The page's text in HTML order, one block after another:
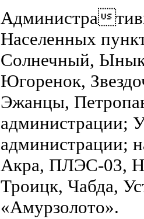
Администра
Населенных
Солнечный,
Югоренок,
Эжанцы,
администрации;
администрации;
Акра, ПЛЭС-03,
Троицк, Чабда,
«Амурзолото».